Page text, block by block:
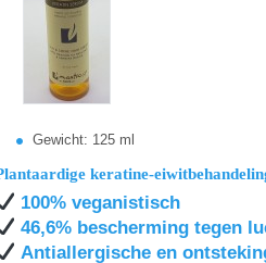
Gewicht: 125 ml
keratine-
100% veganistisch
46,6% bescherming tegen
Antiallergische en